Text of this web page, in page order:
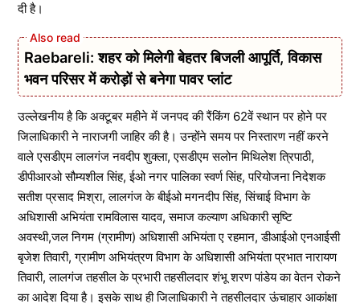
दी है।
Raebareli: शहर को मिलेगी बेहतर बिजली आपूर्ति, विकास
भवन परिसर में करोड़ों से बनेगा पावर प्लांट
उल्लेखनीय है कि अक्टूबर महीने में जनपद की रैंकिंग 62वें स्थान पर होने पर
जिलाधिकारी ने नाराजगी जाहिर की है। उन्होंने समय पर निस्तारण नहीं करने
वाले एसडीएम लालगंज नवदीप शुक्ला, एसडीएम सलोन मिथिलेश त्रिपाठी,
डीपीआरओ सौम्यशील सिंह, ईओ नगर पालिका स्वर्ण सिंह, परियोजना निदेशक
सतीश प्रसाद मिश्रा, लालगंज के बीईओ मगनदीप सिंह, सिंचाई विभाग के
अधिशासी अभियंता रामविलास यादव, समाज कल्याण अधिकारी सृष्टि
अवस्थी,जल निगम (ग्रामीण) अधिशासी अभियंता ए रहमान, डीआईओ एनआईसी
बृजेश तिवारी, ग्रामीण अभियंत्रण विभाग के अधिशासी अभियंता प्रभात नारायण
तिवारी, लालगंज तहसील के प्रभारी तहसीलदार शंभू शरण पांडेय का वेतन रोकने
का आदेश दिया है। इसके साथ ही जिलाधिकारी ने तहसीलदार ऊंचाहार आकांक्षा